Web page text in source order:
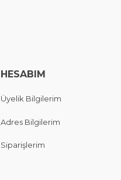
HESABIM
Üyelik Bilgilerim
Adres Bilgilerim
Siparişlerim